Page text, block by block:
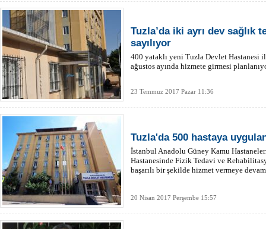
Tuzla’da iki ayrı dev sağlık
sayılıyor
400 yataklı yeni Tuzla Devlet Hastanesi
ağustos ayında hizmete girmesi
23 Temmuz 2017 Pazar 11:36
Tuzla'da 500 hastaya
İstanbul Anadolu Güney Kamu
Hastanesinde Fizik Tedavi ve
başarılı bir şekilde hizmet vermeye
20 Nisan 2017 Perşembe 15:57